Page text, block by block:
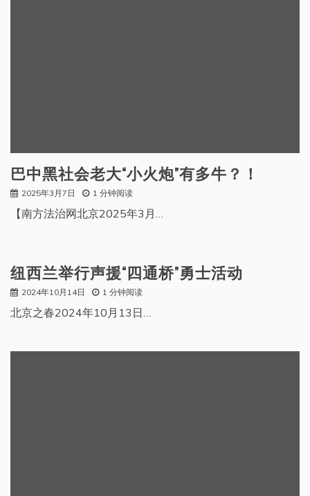
巴中黑社会老大“小火炮”有多牛？！
2025年3月7日 1 分钟阅读
【南方法治网北京2025年3月…
纽西兰举行声援“四通桥”勇士活动
2024年10月14日 1 分钟阅读
北京之春2024年10月13日…